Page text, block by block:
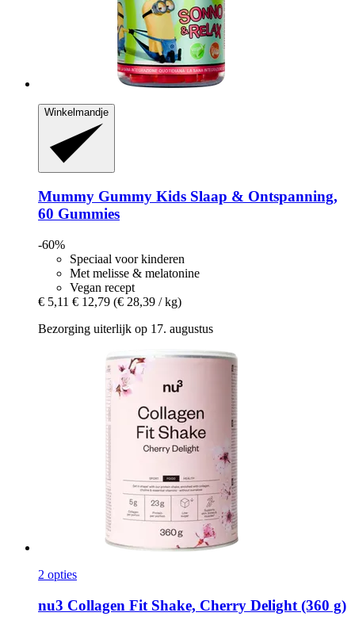
Winkelmandje
Mummy Gummy Kids Slaap & Ontspanning,
60 Gummies
-60%
Speciaal voor kinderen
Met melisse & melatonine
Vegan recept
€ 5,11 € 12,79 (€ 28,39 / kg)
Bezorging uiterlijk op 17. augustus
2 opties
nu3 Collagen Fit Shake, Cherry Delight (360 g)